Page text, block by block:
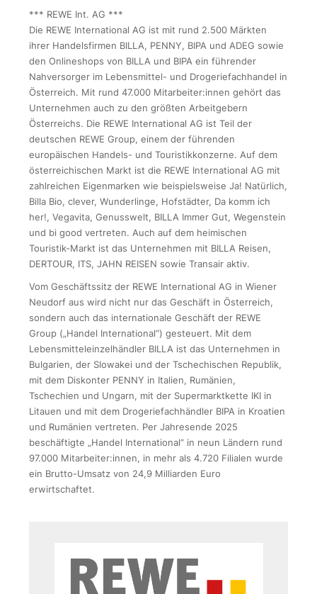
*** REWE Int. AG ***
Die REWE International AG ist mit rund 2.500 Märkten
ihrer Handelsfirmen BILLA, PENNY, BIPA und ADEG sowie
den Onlineshops von BILLA und BIPA ein führender
Nahversorger im Lebensmittel- und Drogeriefachhandel in
Österreich. Mit rund 47.000 Mitarbeiter:innen gehört das
Unternehmen auch zu den größten Arbeitgebern
Österreichs. Die REWE International AG ist Teil der
deutschen REWE Group, einem der führenden
europäischen Handels- und Touristikkonzerne. Auf dem
österreichischen Markt ist die REWE International AG mit
zahlreichen Eigenmarken wie beispielsweise Ja! Natürlich,
Billa Bio, clever, Wunderlinge, Hofstädter, Da komm ich
her!, Vegavita, Genusswelt, BILLA Immer Gut, Wegenstein
und bi good vertreten. Auch auf dem heimischen
Touristik-Markt ist das Unternehmen mit BILLA Reisen,
DERTOUR, ITS, JAHN REISEN sowie Transair aktiv.
Vom Geschäftssitz der REWE International AG in Wiener
Neudorf aus wird nicht nur das Geschäft in Österreich,
sondern auch das internationale Geschäft der REWE
Group („Handel International“) gesteuert. Mit dem
Lebensmitteleinzelhändler BILLA ist das Unternehmen in
Bulgarien, der Slowakei und der Tschechischen Republik,
mit dem Diskonter PENNY in Italien, Rumänien,
Tschechien und Ungarn, mit der Supermarktkette IKI in
Litauen und mit dem Drogeriefachhändler BIPA in Kroatien
und Rumänien vertreten. Per Jahresende 2025
beschäftigte „Handel International“ in neun Ländern rund
97.000 Mitarbeiter:innen, in mehr als 4.720 Filialen wurde
ein Brutto-Umsatz von 24,9 Milliarden Euro
erwirtschaftet.